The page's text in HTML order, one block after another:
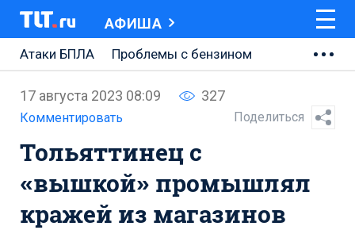
АФИША
Атаки БПЛА
Проблемы с бензином
Ремонт Центральной площади
Ремонт Обводного шоссе
Набережная Тольятти
Неделя Тольятти
17 августа 2023 08:09 327
Комментировать Поделиться
Тольяттинец с
«вышкой» промышлял
кражей из магазинов